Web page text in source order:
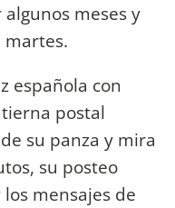
meses y
española con
postal
su panza y mira
su posteo
mensajes de